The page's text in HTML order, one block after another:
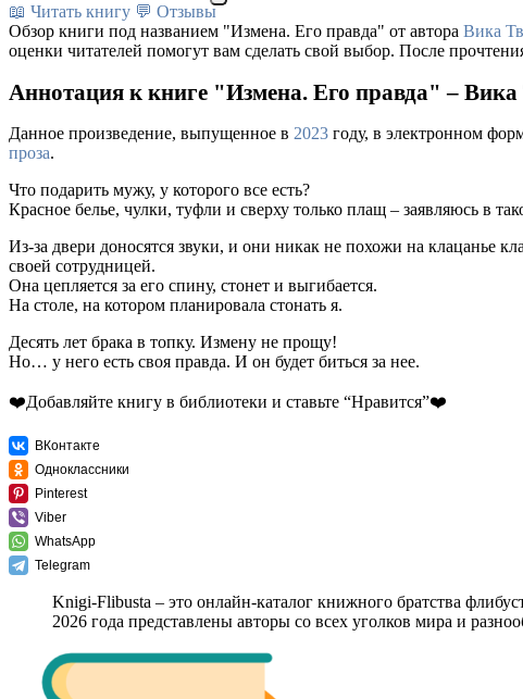
📖 Читать книгу 💬 Отзывы
Обзор книги под названием "Измена. Его правда" от автора Вика
оценки читателей помогут вам сделать свой выбор. После
Аннотация к книге "Измена. Его правда" –
Данное произведение, выпущенное в 2023 году, в электронном
проза.
Что подарить мужу, у которого все есть?
Красное белье, чулки, туфли и сверху только плащ – заявляюсь в
Из-за двери доносятся звуки, и они никак не похожи на клацанье
своей сотрудницей.
Она цепляется за его спину, стонет и выгибается.
На столе, на котором планировала стонать я.
Десять лет брака в топку. Измену не прощу!
Но… у него есть своя правда. И он будет биться за нее.
❤️Добавляйте книгу в библиотеки и ставьте “Нравится”❤️
ВКонтакте
Одноклассники
Pinterest
Viber
WhatsApp
Telegram
Knigi-Flibusta – это онлайн-каталог книжного братства
2026 года представлены авторы со всех уголков мира и